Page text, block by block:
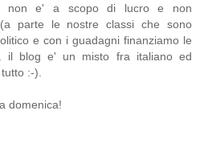
non e' a scopo di lucro e non
(a parte le nostre classi che sono
e con i guadagni finanziamo le
il blog e' un misto fra italiano ed
:-).
domenica!